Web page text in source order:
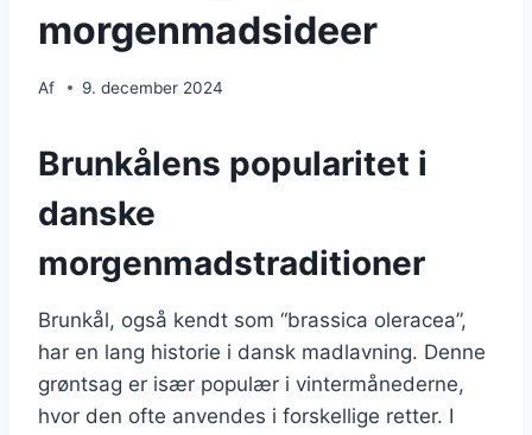
morgenmadsideer
Af 9. december 2024
Brunkålens popularitet i
danske
morgenmadstraditioner
Brunkål, også kendt som “brassica oleracea”,
har en lang historie i dansk madlavning. Denne
grøntsag er især populær i vintermånederne,
hvor den ofte anvendes i forskellige retter. I